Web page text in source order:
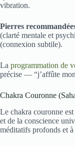
vibration.
Pierres
(clarté mentale et
(connexion subtile).
La programmation de
précise — “j’affûte
Chakra Couronne
Le chakra couronne
et de la conscience
méditatifs profonds et